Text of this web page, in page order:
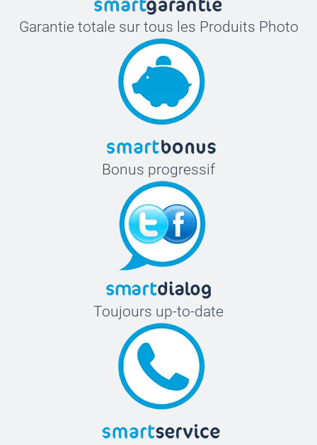
Garantie totale sur tous les Produits Photo
Bonus progressif
Toujours up-to-date